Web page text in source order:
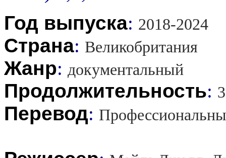
Год выпуска: 2018-2024
Страна: Великобритания
Жанр: документальный
Продолжительность:
Перевод: